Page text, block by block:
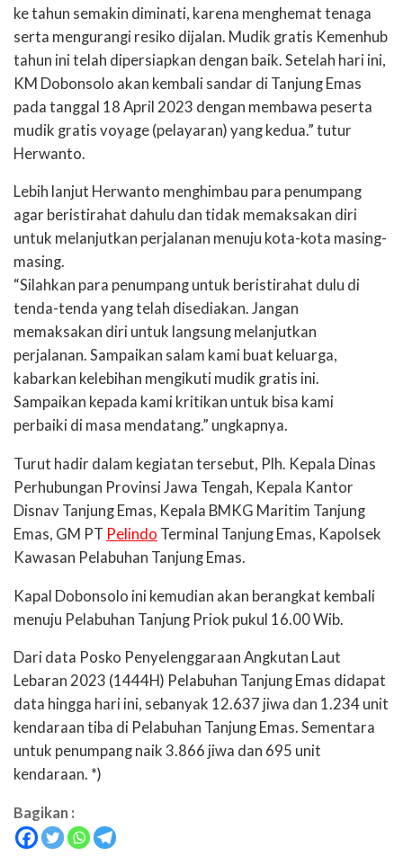
ke tahun semakin diminati, karena menghemat tenaga
serta mengurangi resiko dijalan. Mudik gratis Kemenhub
tahun ini telah dipersiapkan dengan baik. Setelah hari ini,
KM Dobonsolo akan kembali sandar di Tanjung Emas
pada tanggal 18 April 2023 dengan membawa peserta
mudik gratis voyage (pelayaran) yang kedua.” tutur
Herwanto.
Lebih lanjut Herwanto menghimbau para penumpang
agar beristirahat dahulu dan tidak memaksakan diri
untuk melanjutkan perjalanan menuju kota-kota masing-
masing.
“Silahkan para penumpang untuk beristirahat dulu di
tenda-tenda yang telah disediakan. Jangan
memaksakan diri untuk langsung melanjutkan
perjalanan. Sampaikan salam kami buat keluarga,
kabarkan kelebihan mengikuti mudik gratis ini.
Sampaikan kepada kami kritikan untuk bisa kami
perbaiki di masa mendatang.” ungkapnya.
Turut hadir dalam kegiatan tersebut, Plh. Kepala Dinas
Perhubungan Provinsi Jawa Tengah, Kepala Kantor
Disnav Tanjung Emas, Kepala BMKG Maritim Tanjung
Emas, GM PT Pelindo Terminal Tanjung Emas, Kapolsek
Kawasan Pelabuhan Tanjung Emas.
Kapal Dobonsolo ini kemudian akan berangkat kembali
menuju Pelabuhan Tanjung Priok pukul 16.00 Wib.
Dari data Posko Penyelenggaraan Angkutan Laut
Lebaran 2023 (1444H) Pelabuhan Tanjung Emas didapat
data hingga hari ini, sebanyak 12.637 jiwa dan 1.234 unit
kendaraan tiba di Pelabuhan Tanjung Emas. Sementara
untuk penumpang naik 3.866 jiwa dan 695 unit
kendaraan. *)
Bagikan :